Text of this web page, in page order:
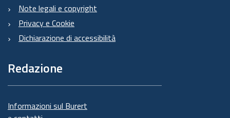
Note legali e copyright
Privacy e Cookie
Dichiarazione di accessibilità
Redazione
Informazioni sul Burert